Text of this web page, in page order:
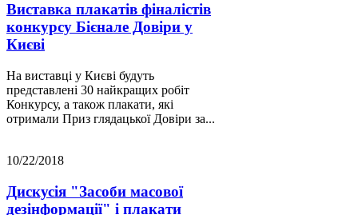
Виставка плакатів фіналістів
конкурсу Бієнале Довіри у
Києві
На виставці у Києві будуть
представлені 30 найкращих робіт
Конкурсу, а також плакати, які
отримали Приз глядацької Довіри за...
10/22/2018
Дискусія "Засоби масової
дезінформації" і плакати